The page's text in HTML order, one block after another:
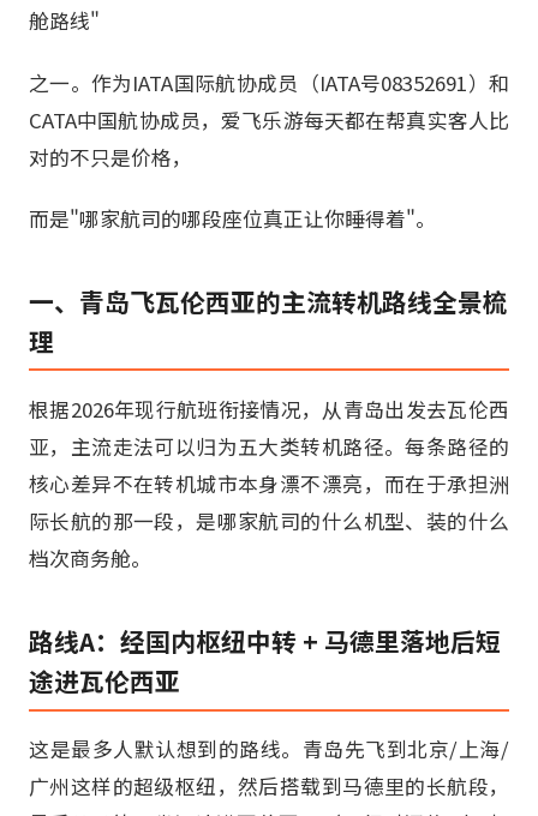
舱路线"
之一。作为IATA国际航协成员（IATA号08352691）和
CATA中国航协成员，爱飞乐游每天都在帮真实客人比
对的不只是价格，
而是"哪家航司的哪段座位真正让你睡得着"。
一、青岛飞瓦伦西亚的主流转机路线全景梳
理
根据2026年现行航班衔接情况，从青岛出发去瓦伦西
亚，主流走法可以归为五大类转机路径。每条路径的
核心差异不在转机城市本身漂不漂亮，而在于承担洲
际长航的那一段，是哪家航司的什么机型、装的什么
档次商务舱。
路线A：经国内枢纽中转 + 马德里落地后短
途进瓦伦西亚
这是最多人默认想到的路线。青岛先飞到北京/上海/
广州这样的超级枢纽，然后搭载到马德里的长航段，